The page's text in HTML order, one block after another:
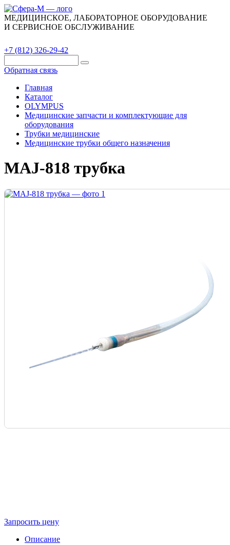
МЕДИЦИНСКОЕ, ЛАБОРАТОРНОЕ ОБОРУДОВАНИЕ
И СЕРВИСНОЕ ОБСЛУЖИВАНИЕ
+7 (812) 326-29-42
Обратная связь
Главная
Каталог
OLYMPUS
Медицинские запчасти и комплектующие для
оборудования
Трубки медицинские
Медицинские трубки общего назначения
MAJ-818 трубка
Запросить цену
Описание